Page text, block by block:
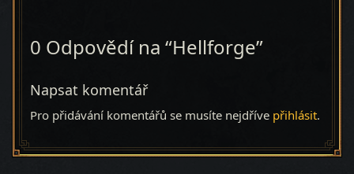
0 Odpovědí na “Hellforge”
Napsat komentář
Pro přidávání komentářů se musíte nejdříve přihlásit.